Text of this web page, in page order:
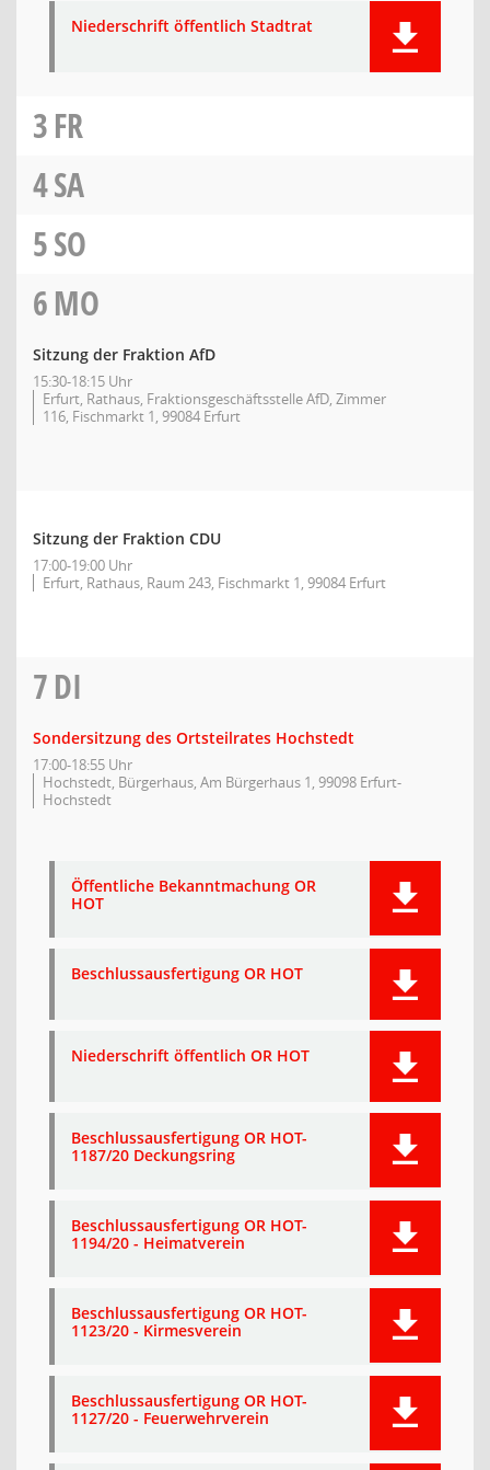
Niederschrift öffentlich Stadtrat
3FR
4SA
5SO
6MO
Sitzung der Fraktion AfD
15:30-18:15 Uhr
Erfurt, Rathaus, Fraktionsgeschäftsstelle AfD, Zimmer
116, Fischmarkt 1, 99084 Erfurt
Sitzung der Fraktion CDU
17:00-19:00 Uhr
Erfurt, Rathaus, Raum 243, Fischmarkt 1, 99084 Erfurt
7DI
Sondersitzung des Ortsteilrates Hochstedt
17:00-18:55 Uhr
Hochstedt, Bürgerhaus, Am Bürgerhaus 1, 99098 Erfurt-
Hochstedt
Öffentliche Bekanntmachung OR
HOT
Beschlussausfertigung OR HOT
Niederschrift öffentlich OR HOT
Beschlussausfertigung OR HOT-
1187/20 Deckungsring
Beschlussausfertigung OR HOT-
1194/20 - Heimatverein
Beschlussausfertigung OR HOT-
1123/20 - Kirmesverein
Beschlussausfertigung OR HOT-
1127/20 - Feuerwehrverein